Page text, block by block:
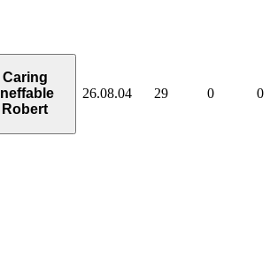
Caring
Ineffable
Robert
26.08.04 29 0 0